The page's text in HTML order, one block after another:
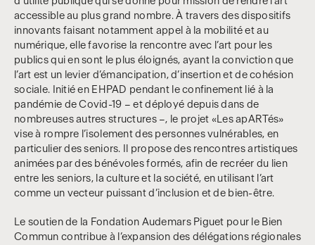
accessible au plus grand nombre. À travers des dispositifs
innovants faisant notamment appel à la mobilité et au
numérique, elle favorise la rencontre avec l’art pour les
publics qui en sont le plus éloignés, ayant la conviction que
l’art est un levier d’émancipation, d’insertion et de cohésion
sociale. Initié en EHPAD pendant le confinement lié à la
pandémie de Covid-19 – et déployé depuis dans de
nombreuses autres structures –, le projet «Les apARTés»
vise à rompre l’isolement des personnes vulnérables, en
particulier des seniors. Il propose des rencontres artistiques
animées par des bénévoles formés, afin de recréer du lien
entre les seniors, la culture et la société, en utilisant l’art
comme un vecteur puissant d’inclusion et de bien-être.
Le soutien de la Fondation Audemars Piguet pour le Bien
Commun contribue à l’expansion des délégations régionales